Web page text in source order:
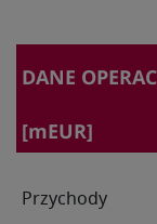
DANE
[mEUR]
Przychody